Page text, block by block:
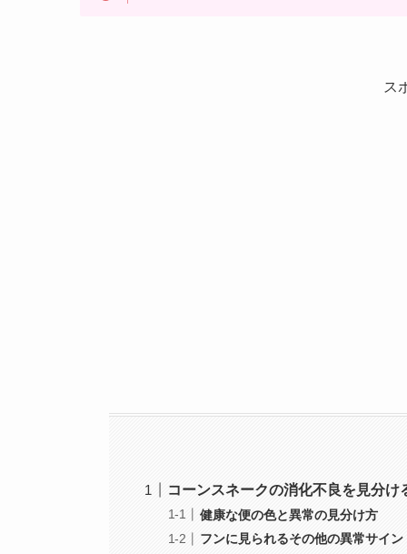
ス
コーンスネークの消化不良を見分け
健康な便の色と異常の見分け方
フンに見られるその他の異常サイン